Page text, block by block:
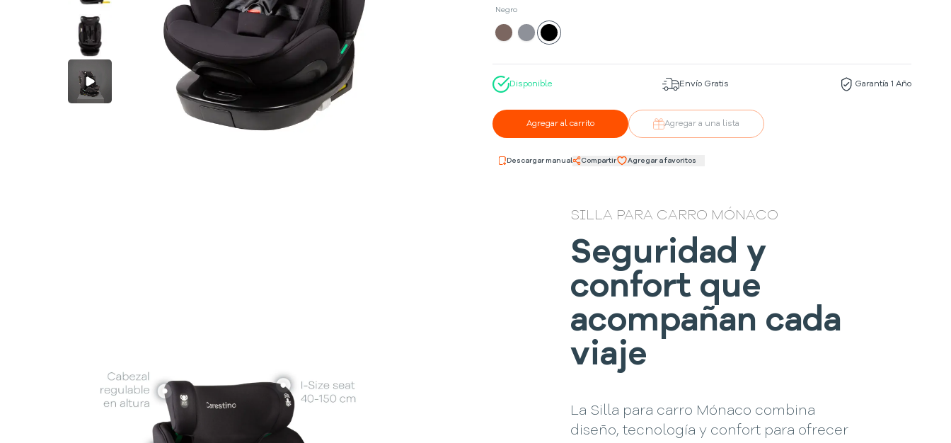
Negro
Disponible Envío Gratis Garantía 1 Año
Agregar al carrito Agregar a una lista
Descargar manual Compartir Agregar a favoritos
SILLA PARA CARRO MÓNACO
Seguridad y
confort que
acompañan cada
viaje
La Silla para carro Mónaco combina
diseño, tecnología y confort para ofrecer